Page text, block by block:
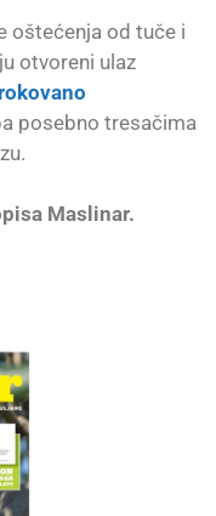
oštećenja od tuče i
otvoreni ulaz
posebno tresačima
Maslinar.